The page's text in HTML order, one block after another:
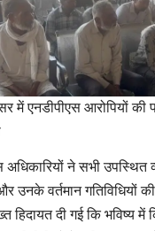
में एनडीपीएस आरोपियों की
अधिकारियों ने सभी उपस्थित
उनके वर्तमान गतिविधियों
हिदायत दी गई कि भविष्य में